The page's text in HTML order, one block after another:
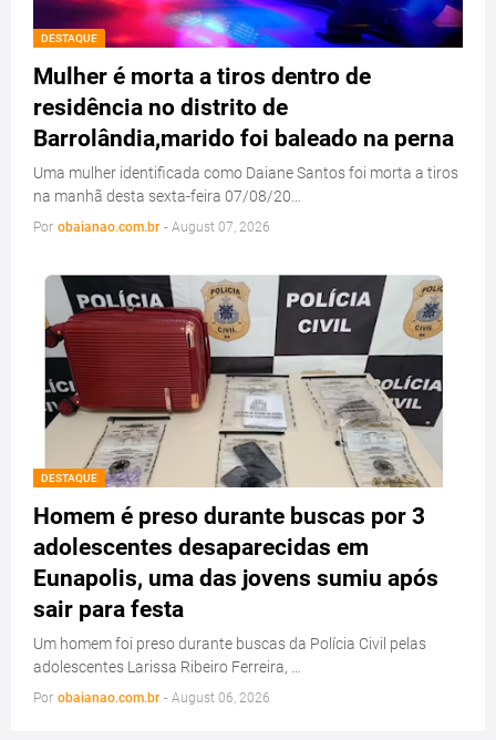
DESTAQUE
Mulher é morta a tiros dentro de
residência no distrito de
Barrolândia,marido foi baleado na perna
Uma mulher identificada como Daiane Santos foi morta a tiros
na manhã desta sexta-feira 07/08/20…
Por obaianao.com.br - August 07, 2026
DESTAQUE
Homem é preso durante buscas por 3
adolescentes desaparecidas em
Eunapolis, uma das jovens sumiu após
sair para festa
Um homem foi preso durante buscas da Polícia Civil pelas
adolescentes Larissa Ribeiro Ferreira, …
Por obaianao.com.br - August 06, 2026